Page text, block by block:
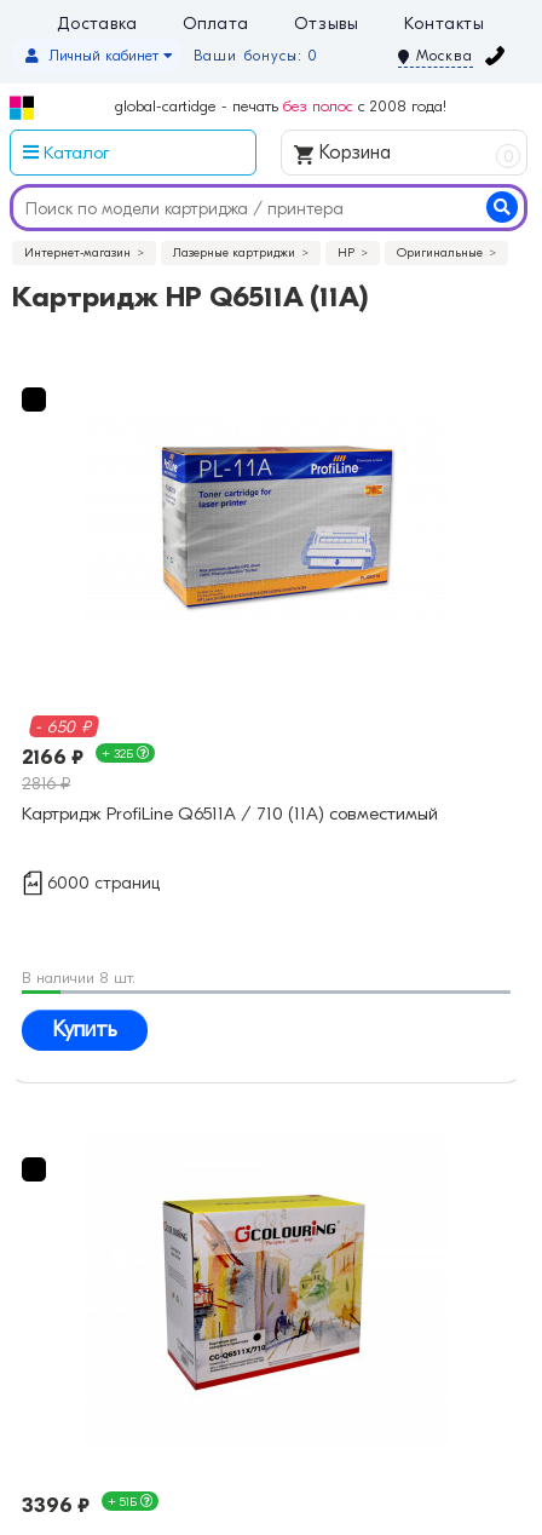
Доставка Оплата Отзывы Контакты
Ваши бонусы: 0
Личный кабинет Москва
global-cartidge - печать без полос с 2008 года!
Каталог Корзина 0
Интернет-магазин Лазерные картриджи HP Оригинальные
Картридж HP Q6511A (11A)
- 650 ₽
2166 ₽ + 32Б
2816 ₽
Картридж ProfiLine Q6511A / 710 (11A) совместимый
6000 страниц
В наличии 8 шт.
Купить
3396 ₽ + 51Б